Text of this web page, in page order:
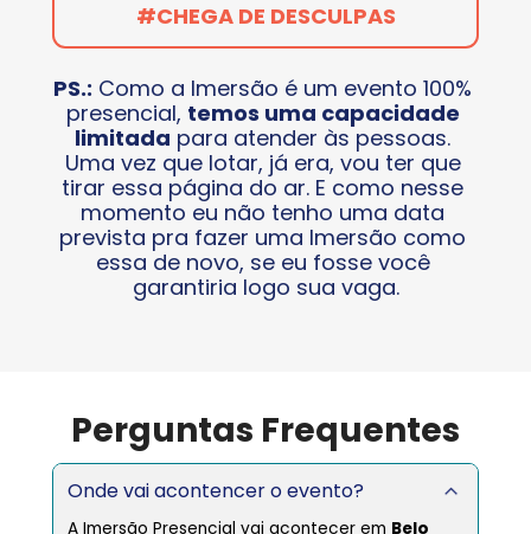
#CHEGA DE DESCULPAS
PS.: Como a Imersão é um evento 100%
presencial, temos uma capacidade
limitada para atender às pessoas.
Uma vez que lotar, já era, vou ter que
tirar essa página do ar. E como nesse
momento eu não tenho uma data
prevista pra fazer uma Imersão como
essa de novo, se eu fosse você
garantiria logo sua vaga.
Perguntas Frequentes
Onde vai acontencer o evento?
A Imersão Presencial vai acontecer em Belo